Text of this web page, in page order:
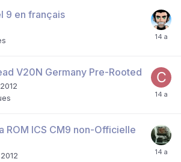
9 en français
V20N Germany Pre-Rooted
ROM ICS CM9 non-Officielle